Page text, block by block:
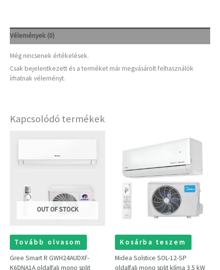
Vélemények (0)
Még nincsenek értékelések.
Csak bejelentkezett és a terméket már megvásárolt felhasználók
írhatnak véleményt.
Kapcsolódó termékek
OUT OF STOCK
Tovább olvasom
Gree Smart R GWH24AUDXF-
K6DNA1A oldalfali mono split
Kosárba teszem
Midea Solstice SOL-12-SP
oldalfali mono split klíma 3.5 kW